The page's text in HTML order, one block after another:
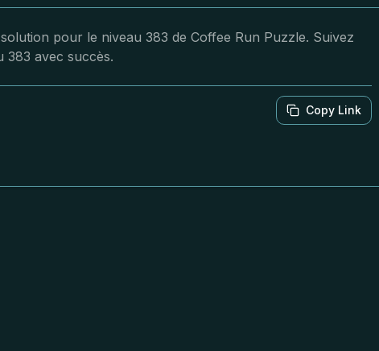
pour le niveau 383 de Coffee Run Puzzle. Suivez
383 avec succès.
Copy Link